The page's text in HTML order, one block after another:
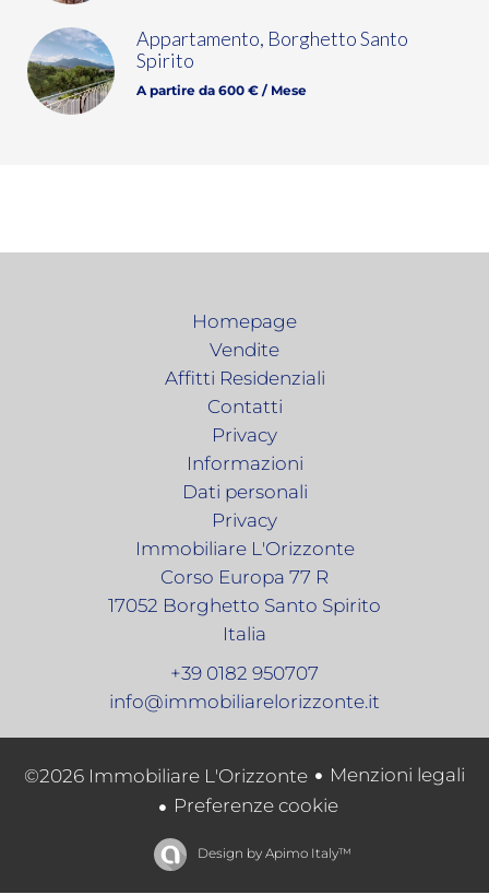
Appartamento, Borghetto Santo
Spirito
A partire da 600 € / Mese
Homepage
Vendite
Affitti Residenziali
Contatti
Privacy
Informazioni
Dati personali
Privacy
Immobiliare L'Orizzonte
Corso Europa 77 R
17052 Borghetto Santo Spirito
Italia
+39 0182 950707
info@immobiliarelorizzonte.it
©2026 Immobiliare L'Orizzonte
Menzioni legali
Preferenze cookie
Design by Apimo Italy™